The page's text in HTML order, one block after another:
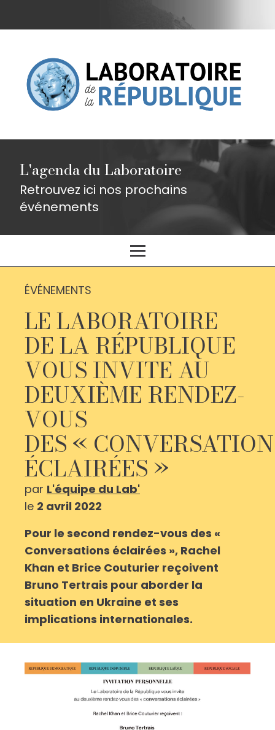
L'agenda du Laboratoire
Retrouvez ici nos prochains
événements
ÉVÉNEMENTS
LE LABORATOIRE
DE LA RÉPUBLIQUE
VOUS INVITE AU
DEUXIÈME RENDEZ-
VOUS
DES «
ÉCLAIRÉES »
par L'équipe du Lab'
le 2 avril 2022
Pour le second rendez-vous des «
Conversations éclairées », Rachel
Khan et Brice Couturier reçoivent
Bruno Tertrais pour aborder la
situation en Ukraine et ses
implications internationales.